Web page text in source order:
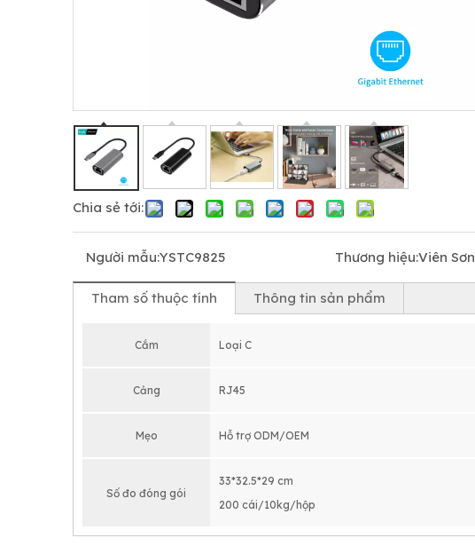
Chia sẻ tới:
Người mẫu:YSTC9825 Thương hiệu:Viên Sơn
Tham số thuộc tính Thông tin sản phẩm
Cắm Loại C
Cảng RJ45
Mẹo Hỗ trợ ODM/OEM
Số đo đóng gói
33*32.5*29 cm
200 cái/10kg/hộp